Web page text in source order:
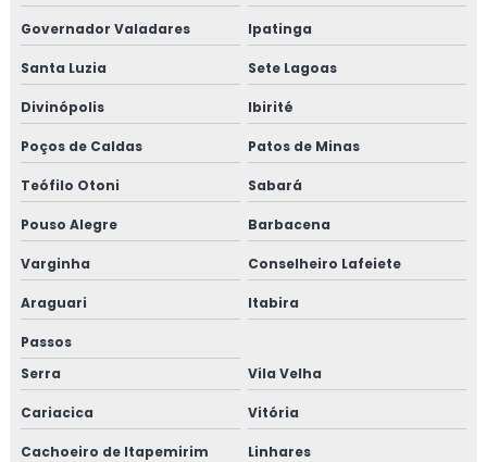
Orçamento pgr
Orçamento projeto de combate a incêndio
Orçamento de projeto elétrico
Pcmso programa de controle médico de saúde
ocupacional
Perícias de insalubridade e periculosidade
Plataforma de acessibilidade
Plataforma de acessibilidade bh
Governador Valadares Ipatinga
Santa Luzia Sete Lagoas
Divinópolis Ibirité
Poços de Caldas Patos de Minas
Teófilo Otoni Sabará
Pouso Alegre Barbacena
Varginha Conselheiro Lafeiete
Araguari Itabira
Passos
Serra
Vila Velha
Cariacica Vitória
Cachoeiro de Itapemirim Linhares